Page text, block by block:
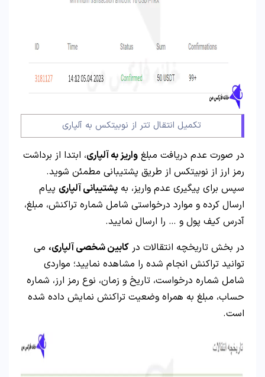
تکمیل انتقال تتر از نوبیتکس به آلپاری
در صورت عدم دریافت مبلغ واریز به آلپاری، ابتدا از برداشت
رمز ارز از نوبیتکس از طریق پشتیبانی مطمئن شوید.
سپس برای پیگیری عدم واریز، به پشتیبانی آلپاری پیام
ارسال کرده و موارد درخواستی شامل شماره تراکنش، مبلغ،
آدرس کیف پول و … را ارسال نمایید.
در بخش تاریخچه انتقالات در کابین شخصی آلپاری، می
توانید تراکنش انجام شده را مشاهده نمایید؛ مواردی
شامل شماره درخواست، تاریخ و زمان، نوع رمز ارز، شماره
حساب، مبلغ به همراه وضعیت تراکنش نمایش داده شده
است.